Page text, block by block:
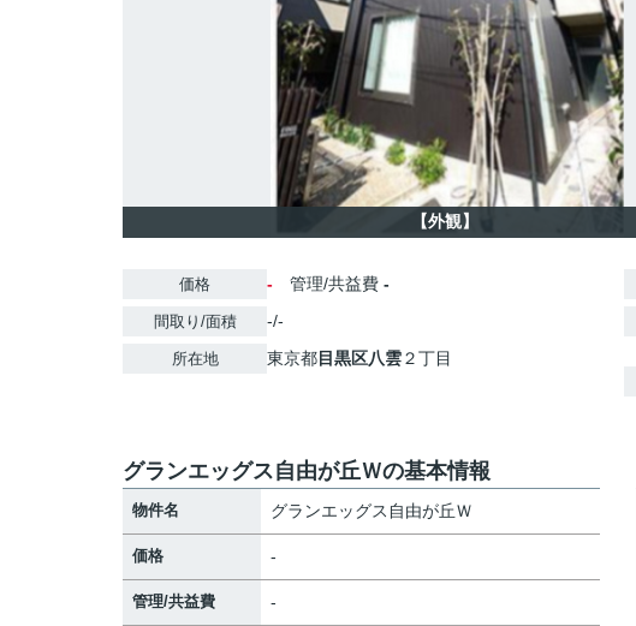
【外観】
価格 - 管理/共益費 -
間取り/面積 -/-
所在地 東京都目黒区八雲２丁目
グランエッグス自由が丘Ｗの基本情報
物件名 グランエッグス自由が丘Ｗ
価格 -
管理/共益費 -